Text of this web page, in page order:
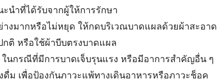
นำที่ได้รับจากผู้ให้การรักษา
งมากหรือไม่หยุด ให้กดบริเวณบาดแผลด้วยผ้าสะอาด
ติ หรือใช้ผ้าบีบตรงบาดแผล
ในกรณีที่มีการบาดเจ็บรุนแรง หรือมีอาการสำคัญอื่น ๆ
ม เพื่อป้องกันภาวะแพ้ทางเดินอาหารหรือภาวะช็อค